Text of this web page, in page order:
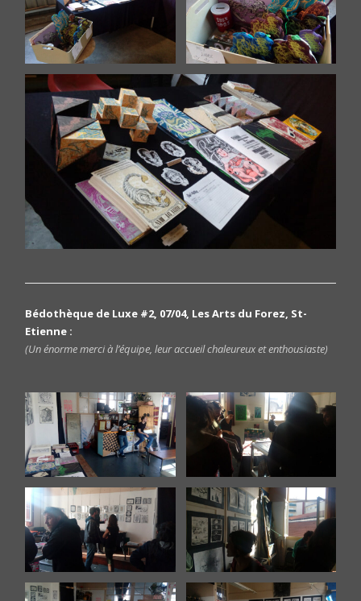
Bédothèque de Luxe #2, 07/04, Les Arts du Forez, St-
Etienne :
(Un énorme merci à l’équipe, leur accueil chaleureux et enthousiaste)